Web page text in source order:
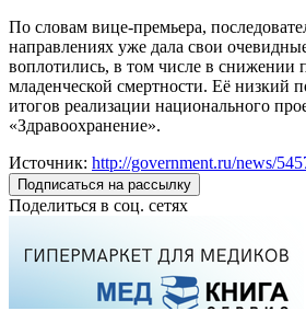
По словам вице-премьера,
направлениях уже дала свои
воплотились, в том числе в снижении
младенческой смертности. Её низкий
итогов реализации национального
«Здравоохранение».
Источник: http://government.ru/news/
Подписаться на рассылку
Поделиться в соц. сетях